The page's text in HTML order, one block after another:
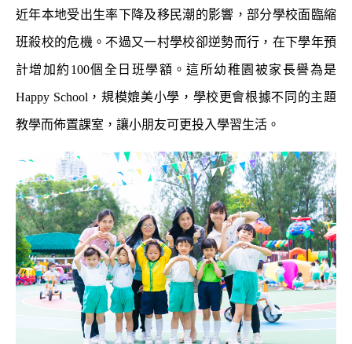
近年本地受出生率下降及移民潮的影響，部分學校面臨縮
班殺校的危機。不過又一村學校卻逆勢而行，在下學年預
計增加約 100個全日班學額。這所幼稚園被家長譽為是
Happy School ，規模媲美小學，學校更會根據不同的主題
教學而佈置課室，讓小朋友可更投入學習生活。